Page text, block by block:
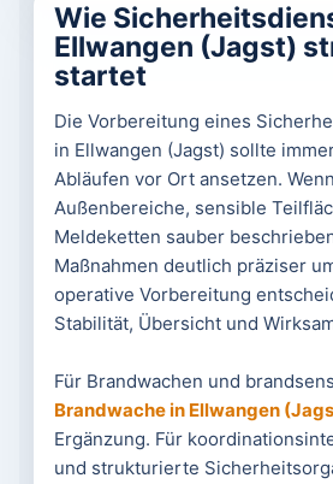
Wie
Ellwangen (Jagst)
startet
Die Vorbereitung eines
in Ellwangen (Jagst) sollte
Abläufen vor Ort ansetzen.
Außenbereiche, sensible
Meldeketten sauber
Maßnahmen deutlich präziser
operative Vorbereitung
Stabilität, Übersicht und
Für Brandwachen und
Brandwache in Ellwangen
Ergänzung. Für
und strukturierte